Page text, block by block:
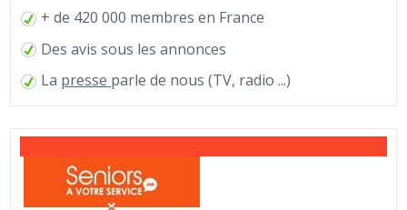
+ de 420 000 membres en France
Des avis sous les annonces
La presse parle de nous (TV, radio ...)